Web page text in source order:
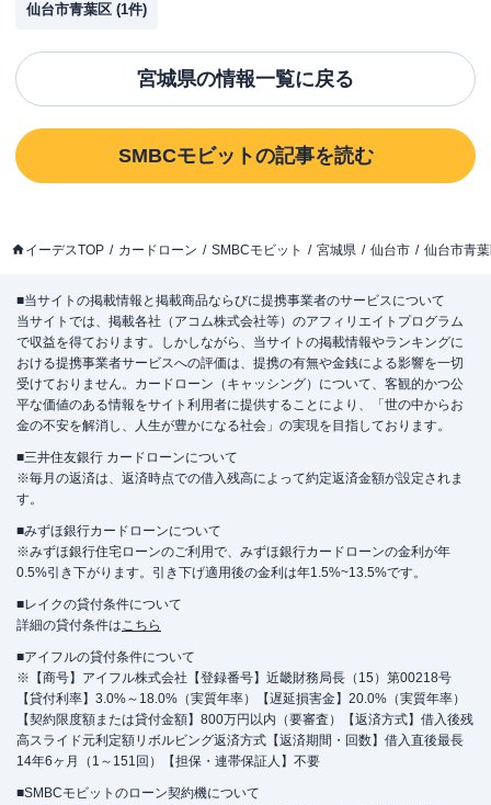
仙台市青葉区 (1件)
宮城県の情報一覧に戻る
SMBCモビットの記事を読む
イーデスTOP カードローン SMBCモビット 宮城県 仙台市 仙台市青
■当サイトの掲載情報と掲載商品ならびに提携事業者のサービスについて
当サイトでは、掲載各社（アコム株式会社等）のアフィリエイトプログラム
で収益を得ております。しかしながら、当サイトの掲載情報やランキングに
おける提携事業者サービスへの評価は、提携の有無や金銭による影響を一切
受けておりません。カードローン（キャッシング）について、客観的かつ公
平な価値のある情報をサイト利用者に提供することにより、「世の中からお
金の不安を解消し、人生が豊かになる社会」の実現を目指しております。
■三井住友銀行 カードローンについて
※毎月の返済は、返済時点での借入残高によって約定返済金額が設定されま
す。
■みずほ銀行カードローンについて
※みずほ銀行住宅ローンのご利用で、みずほ銀行カードローンの金利が年
0.5%引き下がります。引き下げ適用後の金利は年1.5%~13.5%です。
■レイクの貸付条件について
詳細の貸付条件はこちら
■アイフルの貸付条件について
※【商号】アイフル株式会社【登録番号】近畿財務局長（15）第00218号
【貸付利率】3.0%～18.0%（実質年率）【遅延損害金】20.0%（実質年率）
【契約限度額または貸付金額】800万円以内（要審査）【返済方式】借入後残
高スライド元利定額リボルビング返済方式【返済期間・回数】借入直後最長
14年6ヶ月（1～151回）【担保・連帯保証人】不要
■SMBCモビットのローン契約機について